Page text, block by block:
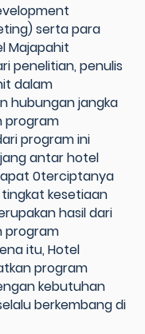
serta para
Majapahit
penelitian, penulis
dalam
hubungan jangka
program
program ini
antar hotel
0terciptanya
kesetiaan
hasil dari
program
itu, Hotel
program
kebutuhan
berkembang di